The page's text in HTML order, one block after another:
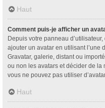
Haut
Comment puis-je afficher un
Depuis votre panneau
ajouter un avatar en utilisant l’une
Gravatar, galerie, distant ou
ou non les avatars et décider de la
vous ne pouvez pas utiliser
Haut